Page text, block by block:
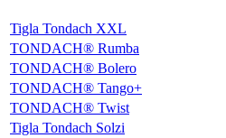
Tigla Tondach XXL
TONDACH® Rumba
TONDACH® Bolero
TONDACH® Tango+
TONDACH® Twist
Tigla Tondach Solzi